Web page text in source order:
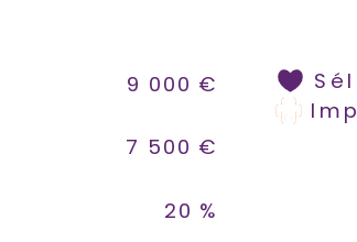
9 000 €
7 500 €
20 %